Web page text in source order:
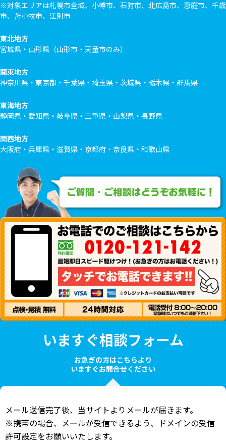
※対象エリアは札幌市全域、小樽市、石狩市、北広島市、恵庭市、千歳
市、苫小牧市、江別市
東北地方
宮城県・山形県（山形市・天童市のみ）
関東地方
神奈川県・東京都・千葉県・埼玉県・茨城県・栃木県・群馬県
東海地方
静岡県・愛知県・岐阜県・三重県・山梨県・長野県
関西地方
大阪府・兵庫県・滋賀県・京都府・奈良県・和歌山県
いますぐ相談フォーム
お急ぎの方はこちらより
いますぐお問合せください
メール送信完了後、当サイトよりメールが届きます。
※携帯の場合、メールが受信できるよう、ドメインの受信
許可設定をお願いいたします。